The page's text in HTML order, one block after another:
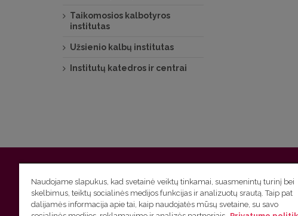
Taikomosios kalbotyros
institutas
Užsienio kalbų institutas
Institutų katedros ir centrai
Vilniaus universitetas Filologijos fakultetas | Universiteto g. 5, LT-
Studijų skyriaus(studijų ir tvarkaraščio klausimai) tel. (0 5) 268
Naudojame slapukus, kad svetainė veiktų tinkamai, suasmenintų turinį bei
skelbimus, teiktų socialinės medijos funkcijas ir analizuotų srautą. Taip pat
dalijamės informacija apie tai, kaip naudojatės mūsų svetaine, su savo